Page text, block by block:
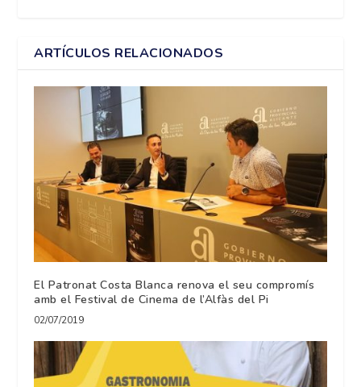
ARTÍCULOS RELACIONADOS
El Patronat Costa Blanca renova el seu compromís
amb el Festival de Cinema de l’Alfàs del Pi
02/07/2019